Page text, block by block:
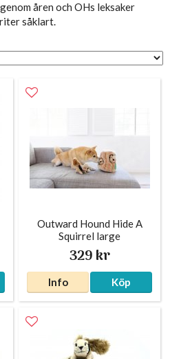
åren och OHs leksaker
såklart.
Outward Hound Hide A
Squirrel large
329 kr
Info Köp